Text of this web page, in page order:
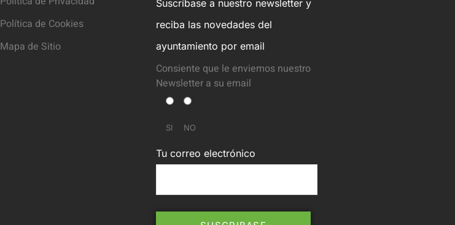
Política de Cookies
Mapa de Sitio
Suscríbase a nuestro newsletter y
reciba las novedades del
ayuntamiento por email
Consiente que le enviemos nuestro
Newsletter a su email
SI NO
Tu correo electrónico